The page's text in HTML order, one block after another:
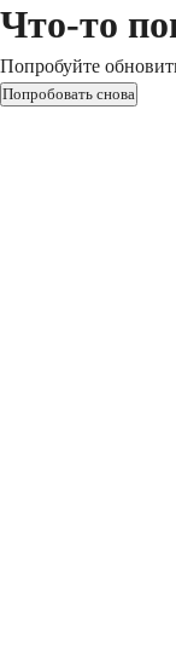
Что-то
Попробуйте
Попробовать снова